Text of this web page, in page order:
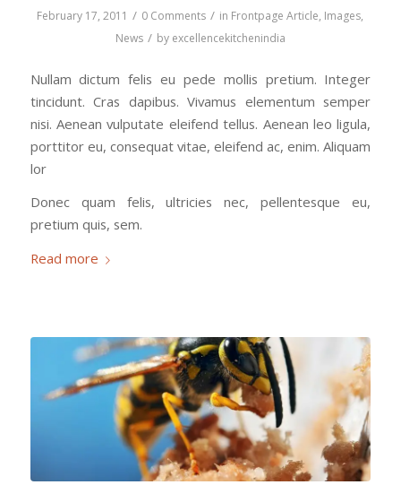
February 17, 2011 / 0 Comments / in Frontpage Article, Images,
News / by excellencekitchenindia
Nullam dictum felis eu pede mollis pretium. Integer
tincidunt. Cras dapibus. Vivamus elementum semper
nisi. Aenean vulputate eleifend tellus. Aenean leo ligula,
porttitor eu, consequat vitae, eleifend ac, enim. Aliquam
lor
Donec quam felis, ultricies nec, pellentesque eu,
pretium quis, sem.
Read more